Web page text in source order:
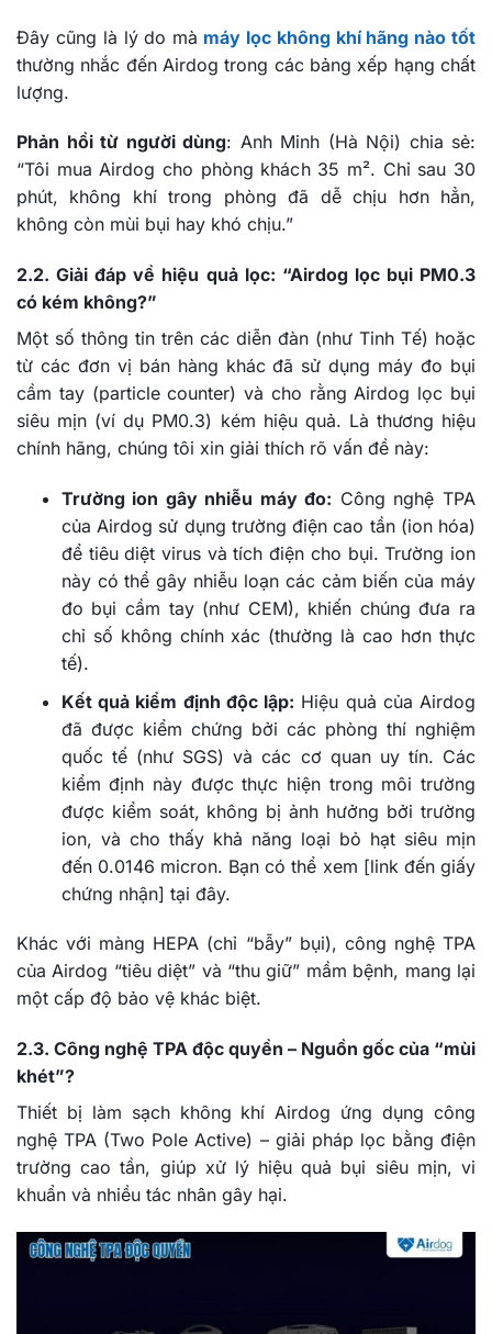
Đây cũng là lý do mà máy lọc không khí hãng nào tốt
thường nhắc đến Airdog trong các bảng xếp hạng chất
lượng.
Phản hồi từ người dùng: Anh Minh (Hà Nội) chia sẻ:
“Tôi mua Airdog cho phòng khách 35 m². Chỉ sau 30
phút, không khí trong phòng đã dễ chịu hơn hẳn,
không còn mùi bụi hay khó chịu.”
2.2. Giải đáp về hiệu quả lọc: “Airdog lọc bụi PM0.3
có kém không?”
Một số thông tin trên các diễn đàn (như Tinh Tế) hoặc
từ các đơn vị bán hàng khác đã sử dụng máy đo bụi
cầm tay (particle counter) và cho rằng Airdog lọc bụi
siêu mịn (ví dụ PM0.3) kém hiệu quả. Là thương hiệu
chính hãng, chúng tôi xin giải thích rõ vấn đề này:
Trường ion gây nhiễu máy đo: Công nghệ TPA
của Airdog sử dụng trường điện cao tần (ion hóa)
để tiêu diệt virus và tích điện cho bụi. Trường ion
này có thể gây nhiễu loạn các cảm biến của máy
đo bụi cầm tay (như CEM), khiến chúng đưa ra
chỉ số không chính xác (thường là cao hơn thực
tế).
Kết quả kiểm định độc lập: Hiệu quả của Airdog
đã được kiểm chứng bởi các phòng thí nghiệm
quốc tế (như SGS) và các cơ quan uy tín. Các
kiểm định này được thực hiện trong môi trường
được kiểm soát, không bị ảnh hưởng bởi trường
ion, và cho thấy khả năng loại bỏ hạt siêu mịn
đến 0.0146 micron. Bạn có thể xem [link đến giấy
chứng nhận] tại đây.
Khác với màng HEPA (chỉ “bẫy” bụi), công nghệ TPA
của Airdog “tiêu diệt” và “thu giữ” mầm bệnh, mang lại
một cấp độ bảo vệ khác biệt.
2.3. Công nghệ TPA độc quyền – Nguồn gốc của “mùi
khét”?
Thiết bị làm sạch không khí Airdog ứng dụng công
nghệ TPA (Two Pole Active) – giải pháp lọc bằng điện
trường cao tần, giúp xử lý hiệu quả bụi siêu mịn, vi
khuẩn và nhiều tác nhân gây hại.